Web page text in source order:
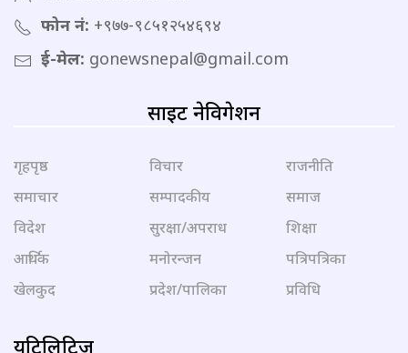
फोन नं: +९७७-९८५१२५४६९४
ई-मेल: gonewsnepal@gmail.com
साइट नेविगेशन
गृहपृष्ठ
समाचार
विदेश
आर्थिक
खेलकुद
विचार
सम्पादकीय
सुरक्षा/अपराध
मनोरन्जन
प्रदेश/पालिका
राजनीति
समाज
शिक्षा
पत्रिपत्रिका
प्रविधि
युटिलिटिज